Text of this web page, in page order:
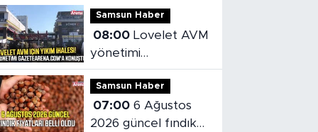
Samsun Haber
08:00
yönetimi
gazetearena.com'a
konuştu
Samsun Haber
07:00 6 Ağustos
2026 güncel fındık